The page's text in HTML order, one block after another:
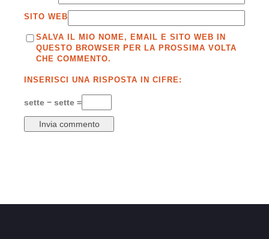
SITO WEB
SALVA IL MIO NOME, EMAIL E SITO WEB IN
QUESTO BROWSER PER LA PROSSIMA VOLTA
CHE COMMENTO.
INSERISCI UNA RISPOSTA IN CIFRE:
sette − sette =